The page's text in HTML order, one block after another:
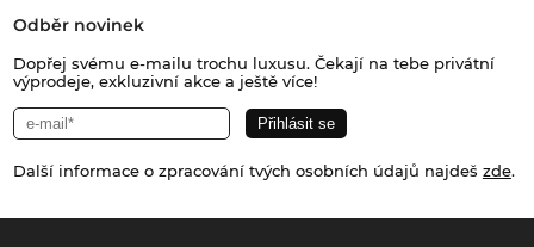
Odběr novinek
Dopřej svému e-mailu trochu luxusu. Čekají na tebe privátní
výprodeje, exkluzivní akce a ještě více!
Další informace o zpracování tvých osobních údajů najdeš zde.